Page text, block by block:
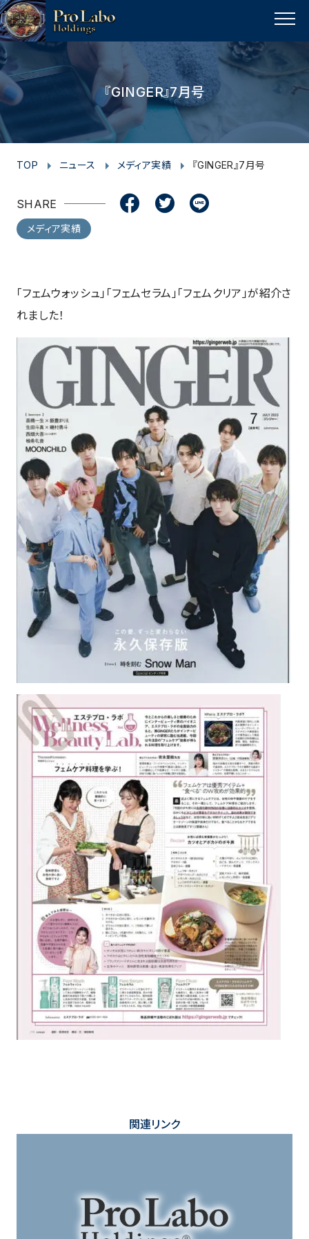
MENU
『GINGER』7月号
TOP ニュース メディア実績 『GINGER』7月号
SHARE
c
e
b
o
o
k
i
t
t
e
n
e
メディア実績
「フェムウォッシュ」「フェムセラム」「フェムクリア」が紹介さ
れました！
関連リンク
p
a
g
e
t
o
p
s
t
a
g
r
a
m
c
e
b
o
k
i
t
t
e
r
u
t
u
e